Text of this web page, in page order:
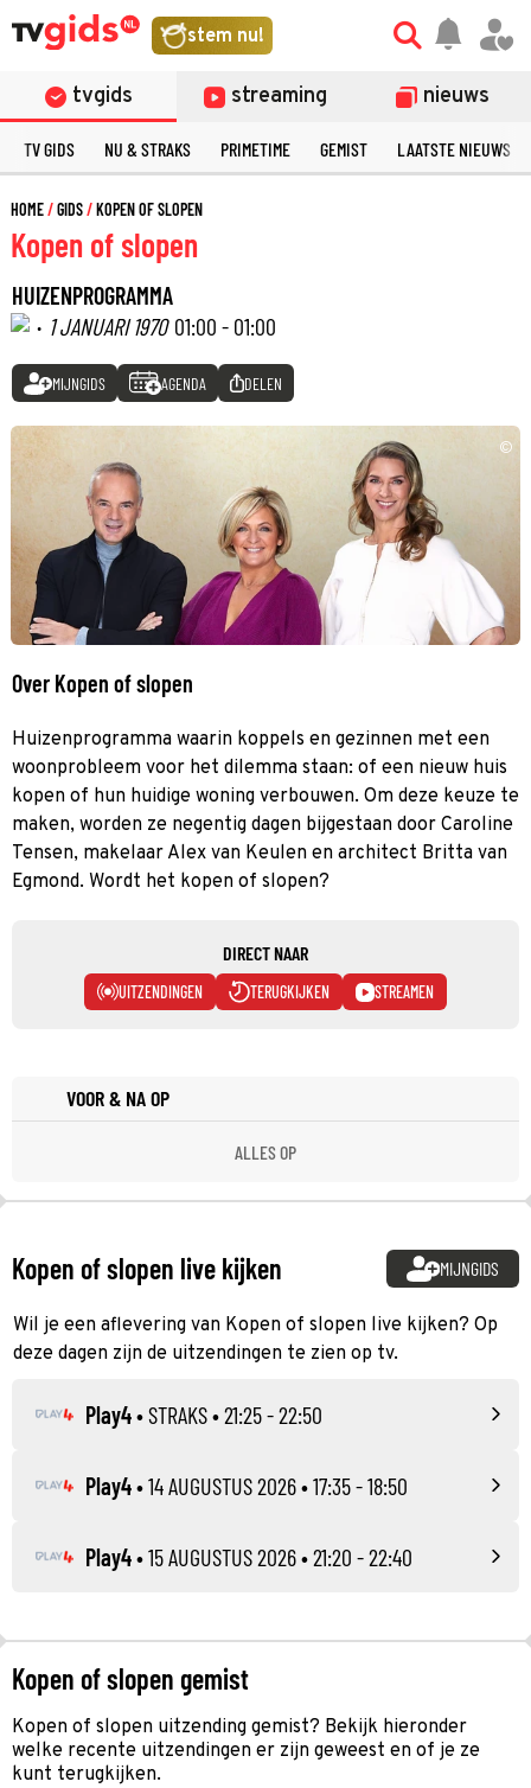
stem nu!
tvgids streaming nieuws
TV GIDS NU & STRAKS PRIMETIME GEMIST LAATSTE NIEUWS
HOME GIDS KOPEN OF SLOPEN
Kopen of slopen
HUIZENPROGRAMMA
· 1 JANUARI 1970 01:00 - 01:00
MIJNGIDS AGENDA DELEN
©
Over Kopen of slopen
Huizenprogramma waarin koppels en gezinnen met een
woonprobleem voor het dilemma staan: of een nieuw huis
kopen of hun huidige woning verbouwen. Om deze keuze te
maken, worden ze negentig dagen bijgestaan door Caroline
Tensen, makelaar Alex van Keulen en architect Britta van
Egmond. Wordt het kopen of slopen?
DIRECT NAAR
UITZENDINGEN TERUGKIJKEN STREAMEN
VOOR & NA OP
ALLES OP
Kopen of slopen live kijken MIJNGIDS
Wil je een aflevering van Kopen of slopen live kijken? Op
deze dagen zijn de uitzendingen te zien op tv.
Play4•STRAKS• 21:25 - 22:50
Play4•14 AUGUSTUS 2026• 17:35 - 18:50
Play4•15 AUGUSTUS 2026• 21:20 - 22:40
Kopen of slopen gemist
Kopen of slopen uitzending gemist? Bekijk hieronder
welke recente uitzendingen er zijn geweest en of je ze
kunt terugkijken.